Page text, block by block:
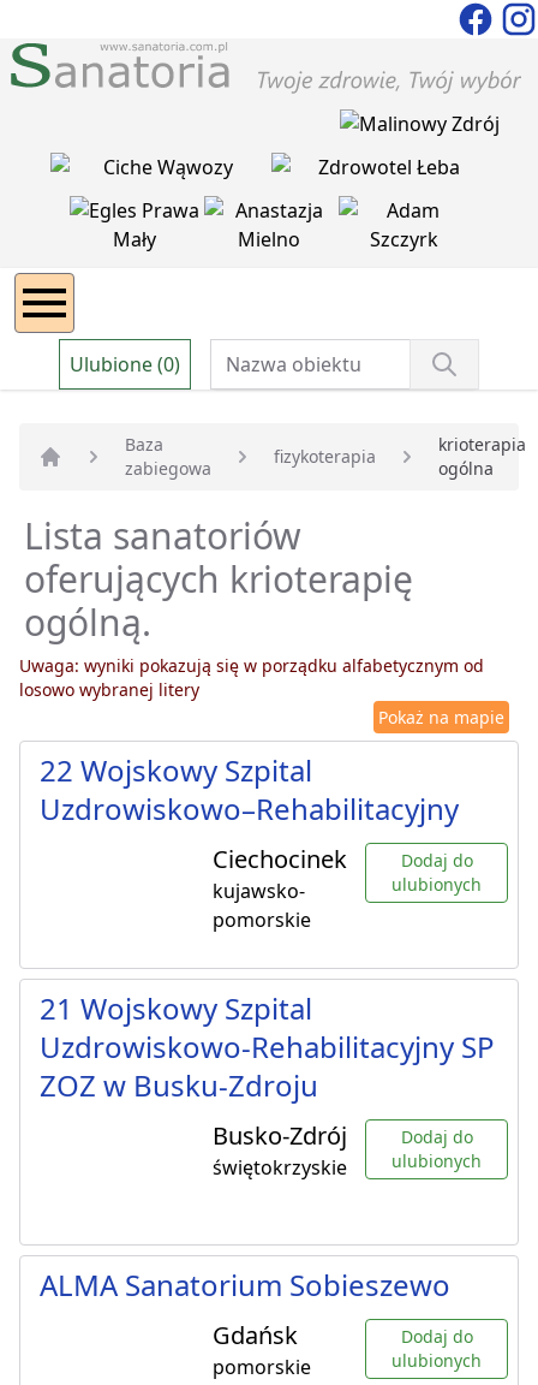
Ulubione (0)
Strona główna
Baza
zabiegowa
fizykoterapia
krioterapia
ogólna
Lista sanatoriów
oferujących krioterapię
ogólną.
Uwaga: wyniki pokazują się w porządku alfabetycznym od
losowo wybranej litery
Pokaż na mapie
22 Wojskowy Szpital
Uzdrowiskowo–Rehabilitacyjny
Ciechocinek
kujawsko-
pomorskie
Dodaj do
ulubionych
21 Wojskowy Szpital
Uzdrowiskowo-Rehabilitacyjny SP
ZOZ w Busku-Zdroju
Busko-Zdrój
świętokrzyskie
Dodaj do
ulubionych
ALMA Sanatorium Sobieszewo
Gdańsk
pomorskie
Dodaj do
ulubionych